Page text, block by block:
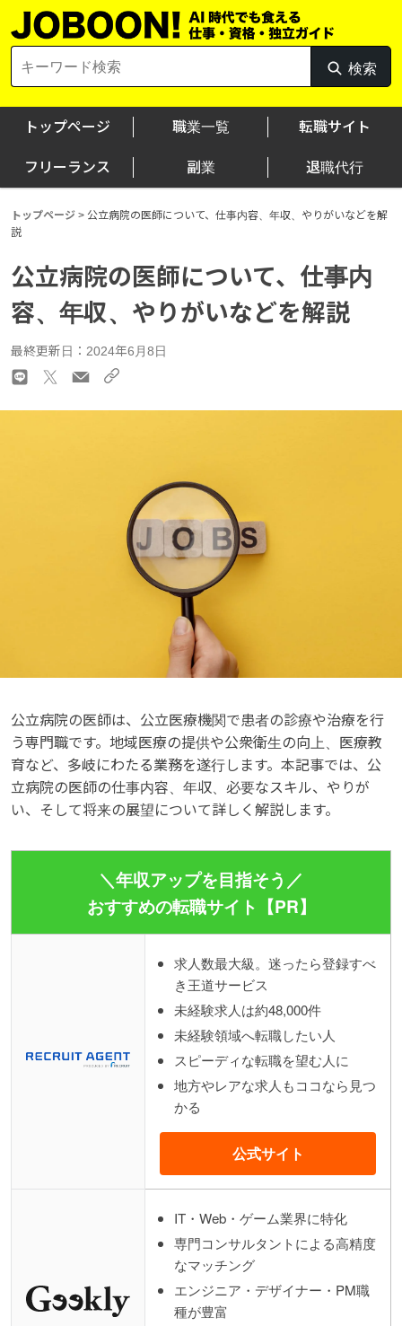
Skip
to
for:
検索
検
索
トップページ 職業一覧 転職サイト
フリーランス 副業 退職代行
トップページ > 公立病院の医師について、仕事内容、年収、やりがいなどを解
説
公立病院の医師について、仕事内
容、年収、やりがいなどを解説
最終更新日：2024年6月8日
公立病院の医師は、公立医療機関で患者の診療や治療を行
う専門職です。地域医療の提供や公衆衛生の向上、医療教
育など、多岐にわたる業務を遂行します。本記事では、公
立病院の医師の仕事内容、年収、必要なスキル、やりが
い、そして将来の展望について詳しく解説します。
＼年収アップを目指そう／
おすすめの転職サイト【PR】
求人数最大級。迷ったら登録すべ
き王道サービス
未経験求人は約48,000件
未経験領域へ転職したい人
スピーディな転職を望む人に
地方やレアな求人もココなら見つ
かる
公式サイト
IT・Web・ゲーム業界に特化
専門コンサルタントによる高精度
なマッチング
エンジニア・デザイナー・PM職
種が豊富